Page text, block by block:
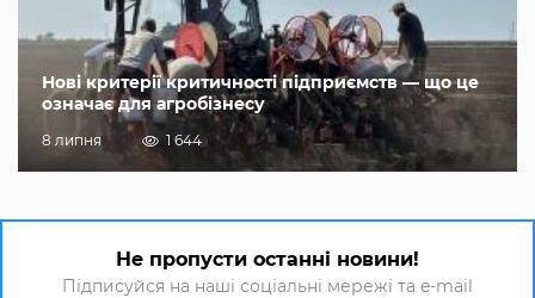
Нові критерії критичності підприємств — що це
означає для агробізнесу
8 липня 1 644
Не пропусти останні новини!
Підписуйся на наші соціальні мережі та e-mail